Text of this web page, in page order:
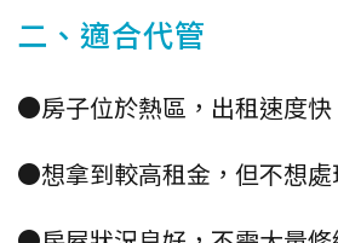
二、適合代管
●房子位於熱區，出租速度快
●想拿到較高租金，但不想處